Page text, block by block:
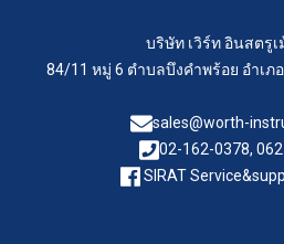
บริษัท เวิร์ท อินสตรู
84/11 หมู่ 6 ตำบลบึงคำพร้อย อำเภ
sales@worth-
02-162-0378,
SIRAT